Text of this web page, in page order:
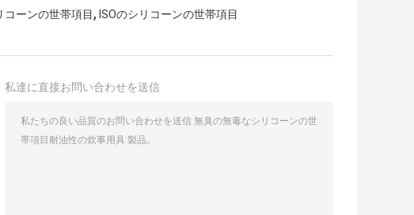
コーンの世帯項目 , ISOのシリコーンの世帯項目
私達に直接お問い合わせを送信